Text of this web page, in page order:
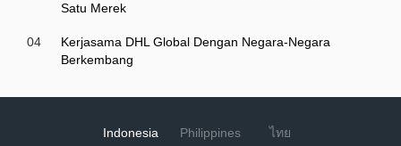
Satu Merek
04
Kerjasama DHL Global Dengan Negara-Negara
Berkembang
Indonesia Philippines ไทย